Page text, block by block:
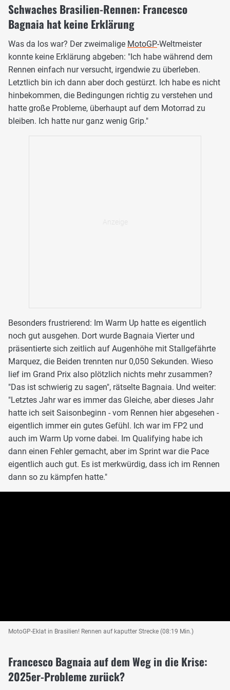
Schwaches Brasilien-Rennen: Francesco
Bagnaia hat keine Erklärung
Was da los war? Der zweimalige MotoGP-Weltmeister
konnte keine Erklärung abgeben: "Ich habe während dem
Rennen einfach nur versucht, irgendwie zu überleben.
Letztlich bin ich dann aber doch gestürzt. Ich habe es nicht
hinbekommen, die Bedingungen richtig zu verstehen und
hatte große Probleme, überhaupt auf dem Motorrad zu
bleiben. Ich hatte nur ganz wenig Grip."
Besonders frustrierend: Im Warm Up hatte es eigentlich
noch gut ausgehen. Dort wurde Bagnaia Vierter und
präsentierte sich zeitlich auf Augenhöhe mit Stallgefährte
Marquez, die Beiden trennten nur 0,050 Sekunden. Wieso
lief im Grand Prix also plötzlich nichts mehr zusammen?
"Das ist schwierig zu sagen", rätselte Bagnaia. Und weiter:
"Letztes Jahr war es immer das Gleiche, aber dieses Jahr
hatte ich seit Saisonbeginn - vom Rennen hier abgesehen -
eigentlich immer ein gutes Gefühl. Ich war im FP2 und
auch im Warm Up vorne dabei. Im Qualifying habe ich
dann einen Fehler gemacht, aber im Sprint war die Pace
eigentlich auch gut. Es ist merkwürdig, dass ich im Rennen
dann so zu kämpfen hatte."
MotoGP-Eklat in Brasilien! Rennen auf kaputter Strecke (08:19 Min.)
Francesco Bagnaia auf dem Weg in die Krise:
2025er-Probleme zurück?